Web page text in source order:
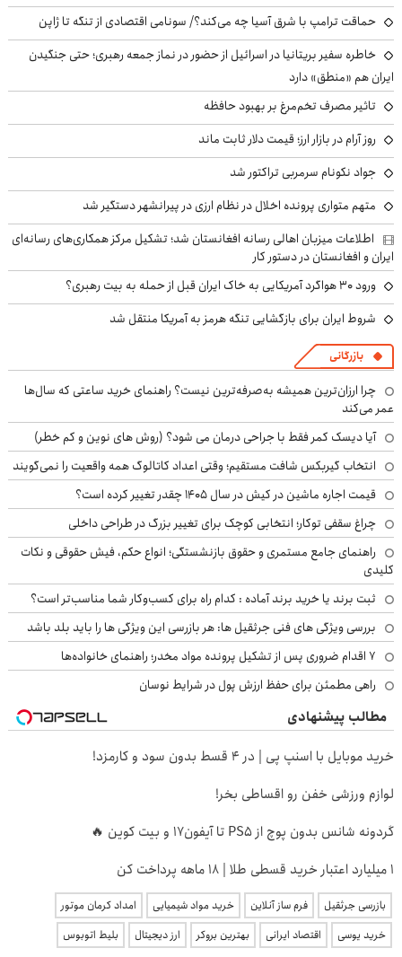
حماقت ترامپ با شرق آسیا چه می‌کند؟/ سونامی اقتصادی از تنگه تا ژاپن
خاطره سفیر بریتانیا در اسرائیل از حضور در نماز جمعه رهبری؛ حتی جنگیدن
ایران هم «منطق» دارد
تاثیر مصرف تخم‌مرغ بر بهبود حافظه
روز آرام در بازار ارز؛ قیمت دلار ثابت ماند
جواد نکونام سرمربی تراکتور شد
متهم متواری پرونده اخلال در نظام ارزی در پیرانشهر دستگیر شد
اطلاعات میزبان اهالی رسانه افغانستان شد؛ تشکیل مرکز همکاری‌های رسانه‌ای
ایران و افغانستان در دستور کار
ورود ۳۰ هواگرد آمریکایی به خاک ایران قبل از حمله به بیت رهبری؟
شروط ایران برای بازگشایی تنگه هرمز به آمریکا منتقل شد
بازرگانی
چرا ارزان‌ترین همیشه به‌صرفه‌ترین نیست؟ راهنمای خرید ساعتی که سال‌ها
عمر می‌کند
آیا دیسک کمر فقط با جراحی درمان می شود؟ (روش های نوین و کم خطر)
انتخاب گیربکس شافت مستقیم؛ وقتی اعداد کاتالوگ همه واقعیت را نمی‌گویند
قیمت اجاره ماشین در کیش در سال ۱۴۰۵ چقدر تغییر کرده است؟
چراغ سقفی توکار؛ انتخابی کوچک برای تغییر بزرگ در طراحی داخلی
راهنمای جامع مستمری و حقوق بازنشستگی؛ انواع حکم، فیش حقوقی و نکات
کلیدی
ثبت برند یا خرید برند آماده : کدام راه برای کسب‌وکار شما مناسب‌تر است؟
بررسی ویژگی های فنی جرثقیل ها: هر بازرسی این ویژگی ها را باید بلد باشد
۷ اقدام ضروری پس از تشکیل پرونده مواد مخدر؛ راهنمای خانواده‌ها
راهی مطمئن برای حفظ ارزش پول در شرایط نوسان
مطالب پیشنهادی
خرید موبایل با اسنپ پی | در ۴ قسط بدون سود و کارمزد!
لوازم ورزشی خفن رو اقساطی بخر!
گردونه شانس بدون پوچ از PS5 تا آیفون17 و بیت کوین 🔥
۱ میلیارد اعتبار خرید قسطی طلا | ۱۸ ماهه پرداخت کن
بازرسی جرثقیل فرم ساز آنلاین خرید مواد شیمیایی
امداد کرمان موتور
خرید یوسی
اقتصاد ایرانی بهترین بروکر ارز دیجیتال بلیط اتوبوس